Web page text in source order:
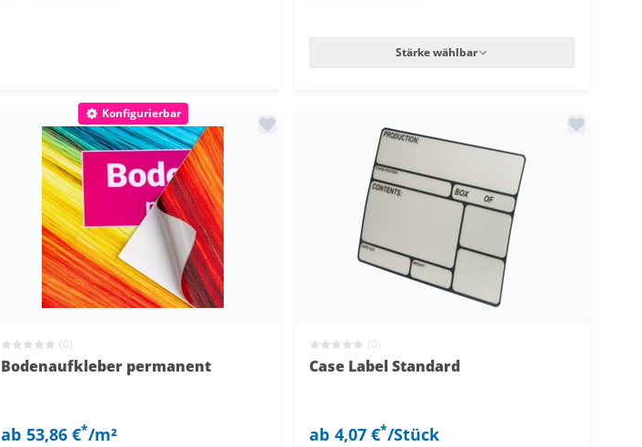
Stärke wählbar
Konfigurierbar
(0)
Bodenaufkleber permanent
ab 53,86 €*/m²
(0)
Case Label Standard
ab 4,07 €*/Stück